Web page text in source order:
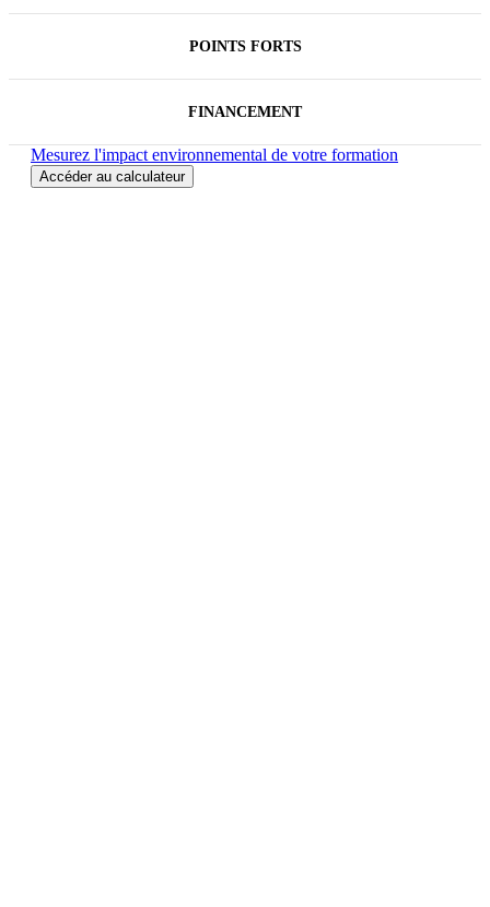
POINTS FORTS
FINANCEMENT
Mesurez l'impact environnemental de votre formation
Accéder au calculateur